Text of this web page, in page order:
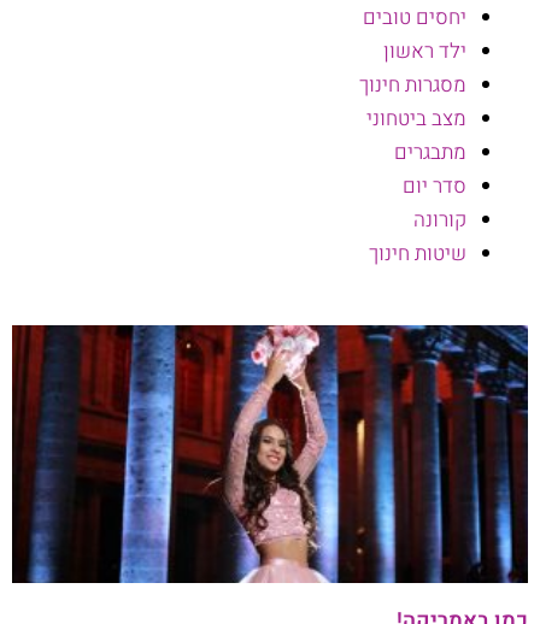
יחסים טובים
ילד ראשון
מסגרות חינוך
מצב ביטחוני
מתבגרים
סדר יום
קורונה
שיטות חינוך